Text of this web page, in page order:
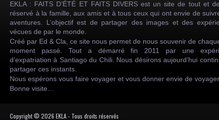
EKLA : FAITS D’ÉTÉ ET FAITS DIVERS est un site de tout et
réservé à la famille, aux amis et à tous ceux qui ont envie de
aventures. L’objectif est de partager des images et des
vécues de par le monde.
Créé par Ed & Cla, ce site nous permet de nous souvenir de
moment passé. Tout a démarré fin 2011 par une
d’expatriation à Santiago du Chili. Nous désirons aujourd’hui
partager ces instants.
Nous espérons vous faire voyager et vous donner envie de
Bonne visite…
Copyright © 2026 EKLA - Tous droits réservés